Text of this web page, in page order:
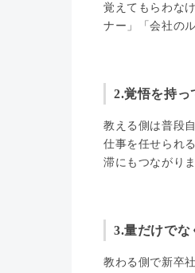
覚えてもらわな
ナー」「会社の
2.覚悟を持っ
教える側は普段
仕事を任せられ
滞にもつながり
3.量だけでな
教わる側で新卒